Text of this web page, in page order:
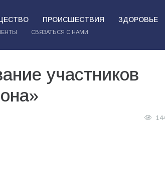
ПРОИСШЕСТВИЯ ЗДОРОВЬЕ
СВЯЗАТЬСЯ С НАМИ
участников